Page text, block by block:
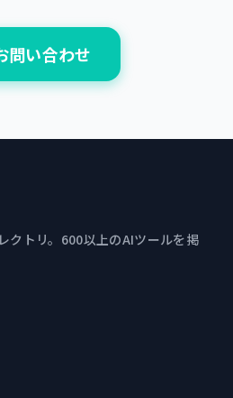
問い合わせ
クトリ。600以上のAIツールを掲